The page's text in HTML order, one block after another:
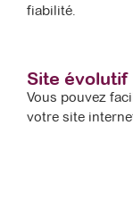
fiabilité.
Site évolutif
Vous pouvez
votre site